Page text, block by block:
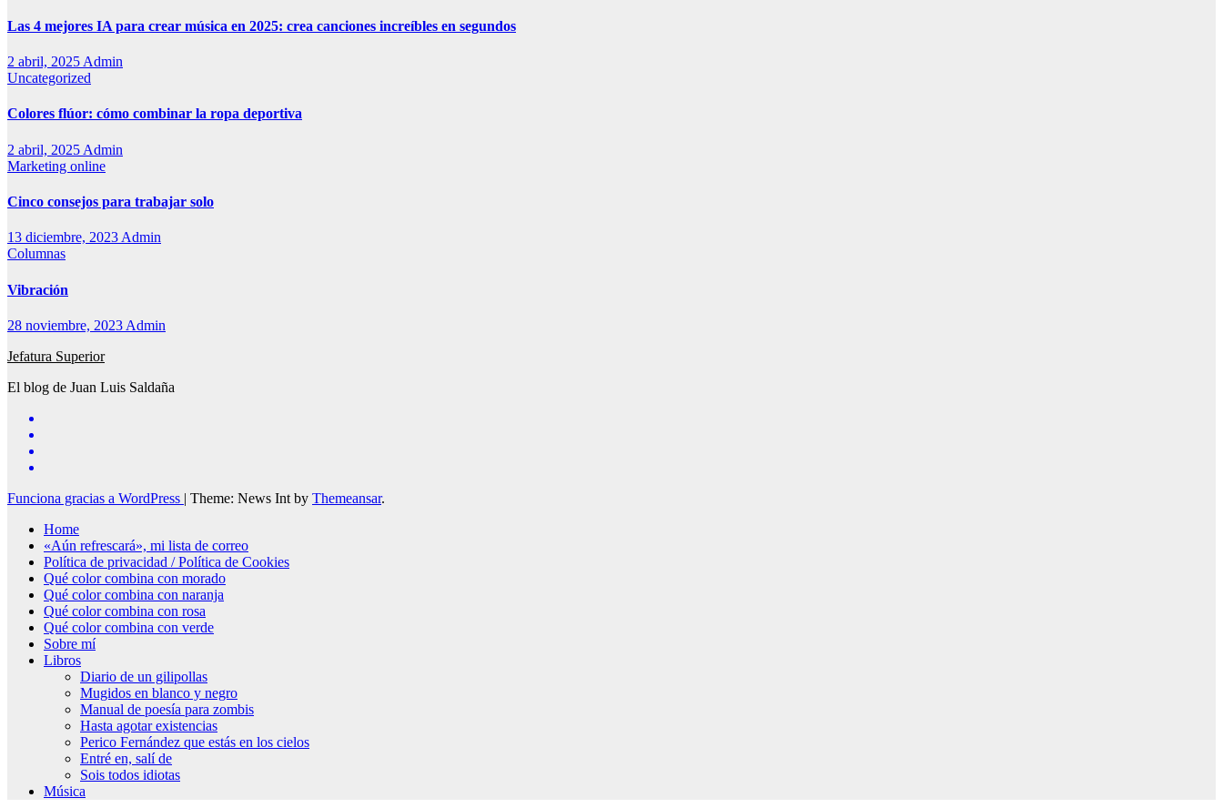
Las 4 mejores IA para crear música en 2025: crea canciones increíbles en segundos
2 abril, 2025 Admin
Uncategorized
Colores flúor: cómo combinar la ropa deportiva
2 abril, 2025 Admin
Marketing online
Cinco consejos para trabajar solo
13 diciembre, 2023 Admin
Columnas
Vibración
28 noviembre, 2023 Admin
Jefatura Superior
El blog de Juan Luis Saldaña
Funciona gracias a WordPress | Theme: News Int by Themeansar.
Home
«Aún refrescará», mi lista de correo
Política de privacidad / Política de Cookies
Qué color combina con morado
Qué color combina con naranja
Qué color combina con rosa
Qué color combina con verde
Sobre mí
Libros
Diario de un gilipollas
Mugidos en blanco y negro
Manual de poesía para zombis
Hasta agotar existencias
Perico Fernández que estás en los cielos
Entré en, salí de
Sois todos idiotas
Música